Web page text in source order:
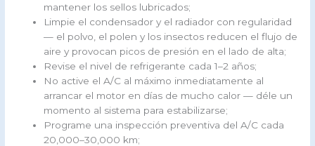
mantener los sellos lubricados;
Limpie el condensador y el radiador con regularidad
— el polvo, el polen y los insectos reducen el flujo de
aire y provocan picos de presión en el lado de alta;
Revise el nivel de refrigerante cada 1–2 años;
No active el A/C al máximo inmediatamente al
arrancar el motor en días de mucho calor — déle un
momento al sistema para estabilizarse;
Programe una inspección preventiva del A/C cada
20,000–30,000 km;